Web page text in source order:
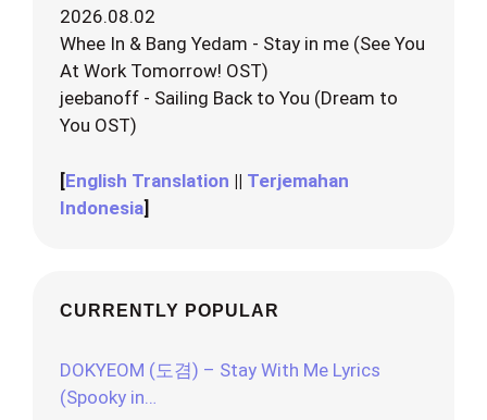
2026.08.02
Whee In & Bang Yedam - Stay in me (See You
At Work Tomorrow! OST)
jeebanoff - Sailing Back to You (Dream to
You OST)
[English Translation || Terjemahan
Indonesia]
CURRENTLY POPULAR
DOKYEOM (도겸) – Stay With Me Lyrics
(Spooky in…